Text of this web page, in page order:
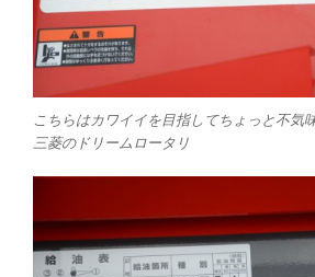
こちらはカワイイを目指してちょっと不気
三菱のドリームロータリ